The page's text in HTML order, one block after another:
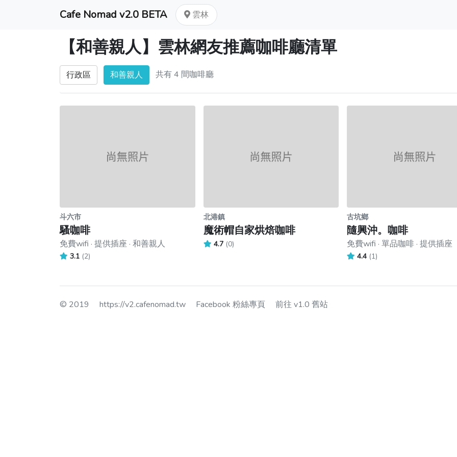
Cafe Nomad v2.0 BETA 雲林
【和善親人】雲林網友推薦咖啡廳清單
行政區 和善親人 共有 4 間咖啡廳
斗六市
騷咖啡
免費wifi · 提供插座 · 和善親人
3.1 (2)
北港鎮
魔術帽自家烘焙咖啡
4.7 (0)
古坑鄉
隨興沖。咖啡
免費wifi · 單品咖啡 · 提供插座
4.4 (1)
© 2019 https://v2.cafenomad.tw Facebook 粉絲專頁 前往 v1.0 舊站